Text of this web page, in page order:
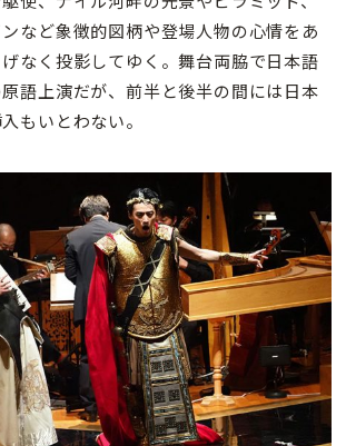
など象徴的図柄や登場人物の心情をあ
なく投影してゆく。舞台両脇で日本語
語上演だが、前半と後半の間には日本
もいとわない。